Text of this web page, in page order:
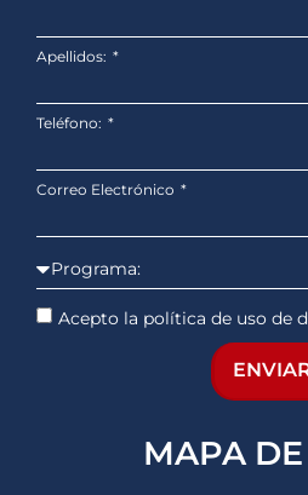
Apellidos:
Teléfono:
Correo Electrónico
Acepto la política de uso de
MAPA